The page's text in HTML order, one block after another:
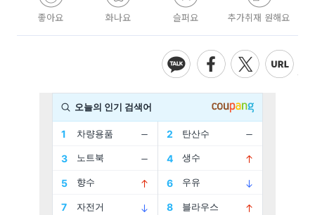
좋아요 화나요 슬퍼요 추가취재 원해요